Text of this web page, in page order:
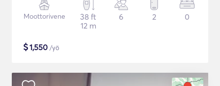
Moottorivene
38 ft
12 m
6 2 0
$1,550 /yö